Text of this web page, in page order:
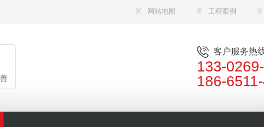
※ 网站地图 ※ 工程案例 ※
客户服务热
133-
186-